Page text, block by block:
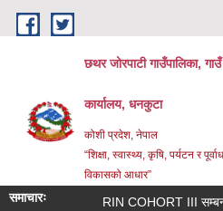
Skip to main content
छथर जोरपाटी गाउँपालिका, गाउँ
कार्यालय, धनकुटा
कोशी प्रदेश, नेपाल
“शिक्षा, स्वास्थ्य, कृषि, पर्यटन र
विकासको आधार”
समाचारः RIN COHORT III